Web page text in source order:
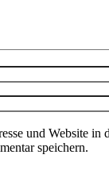
und Website in
speichern.